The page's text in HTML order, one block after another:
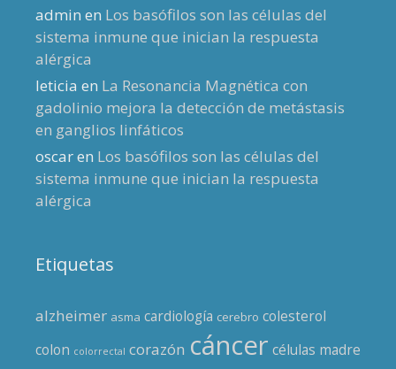
admin en Los basófilos son las células del
sistema inmune que inician la respuesta
alérgica
leticia en La Resonancia Magnética con
gadolinio mejora la detección de metástasis
en ganglios linfáticos
oscaren Los basófilos son las células del
sistema inmune que inician la respuesta
alérgica
Etiquetas
alzheimer asma cardiología cerebro colesterol
colon colorrectal corazón cáncer células madre